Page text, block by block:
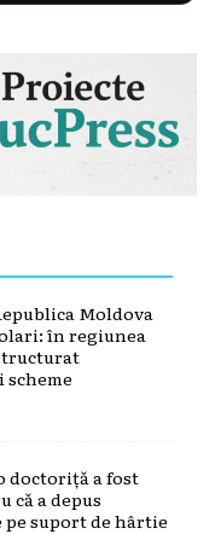
Moldova
în regiunea
doctoriță a fost
că a depus
pe suport de hârtie